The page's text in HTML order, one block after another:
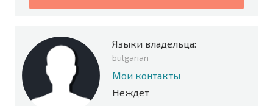
Языки владельца:
bulgarian
Мои контакты
Неждет